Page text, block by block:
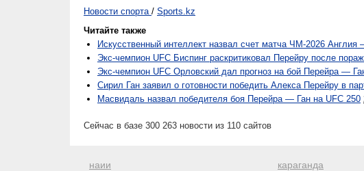
Новости спорта / Sports.kz
Читайте также
Искусственный интеллект назвал счет матча ЧМ-2026 Англия
Экс-чемпион UFC Биспинг раскритиковал Перейру после
Экс-чемпион UFC Орловский дал прогноз на бой Перейра —
Сирил Ган заявил о готовности победить Алекса Перейру в
Масвидаль назвал победителя боя Перейра — Ган на UFC 250
Сейчас в базе 300 263 новости из 110 сайтов
наии
караганда